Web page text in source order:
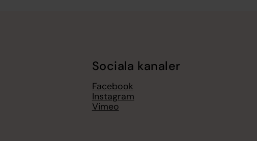
Sociala kanaler
Facebook
Instagram
Vimeo